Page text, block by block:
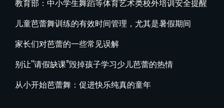
教育部：中小学生舞蹈等体育艺术类校外培训安全提醒
儿童芭蕾舞训练的有效时间管理，尤其是暑假期间
家长们对芭蕾的一些常见误解
别让“请假缺课”毁掉孩子学习少儿芭蕾的热情
从小开始芭蕾舞：促进快乐纯真的童年